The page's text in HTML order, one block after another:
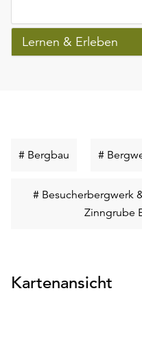
Lernen & Erleben
# Bergbau Schlüsselwort
#
# Besucherbergwerk
Zinngrube
Kartenansicht